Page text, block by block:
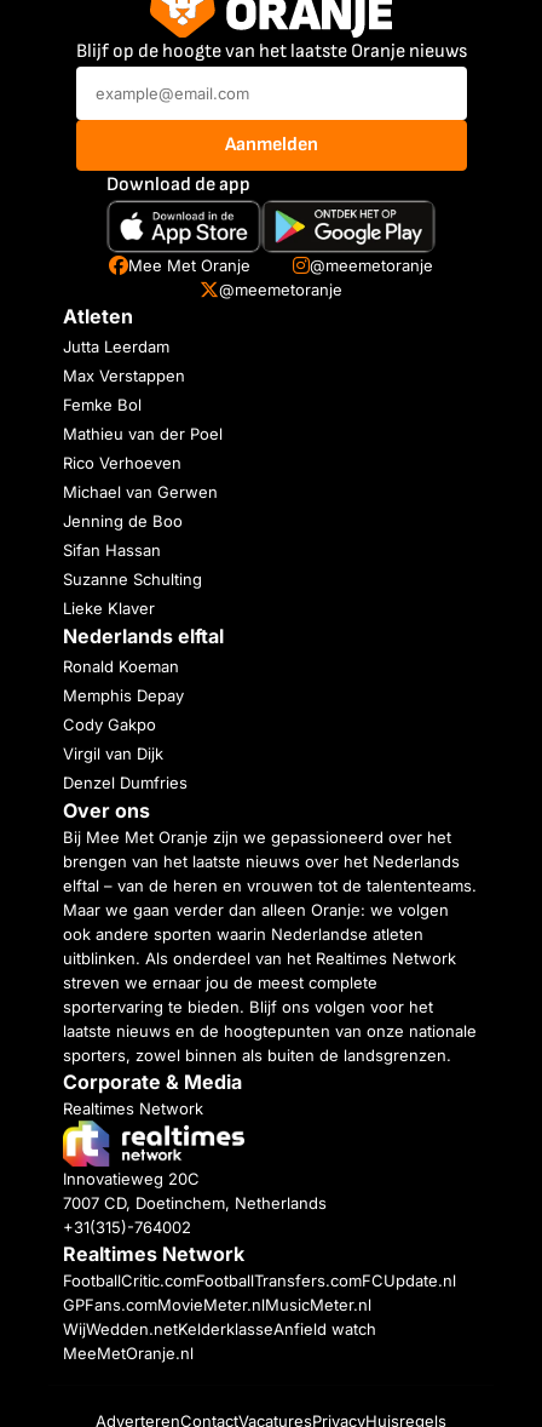
Blijf op de hoogte van het laatste Oranje nieuws
Aanmelden
Download de app
Mee Met Oranje
@meemetoranje
@meemetoranje
Atleten
Jutta Leerdam
Max Verstappen
Femke Bol
Mathieu van der Poel
Rico Verhoeven
Michael van Gerwen
Jenning de Boo
Sifan Hassan
Suzanne Schulting
Lieke Klaver
Nederlands elftal
Ronald Koeman
Memphis Depay
Cody Gakpo
Virgil van Dijk
Denzel Dumfries
Over ons
Bij Mee Met Oranje zijn we gepassioneerd over het
brengen van het laatste nieuws over het Nederlands
elftal – van de heren en vrouwen tot de talententeams.
Maar we gaan verder dan alleen Oranje: we volgen
ook andere sporten waarin Nederlandse atleten
uitblinken. Als onderdeel van het Realtimes Network
streven we ernaar jou de meest complete
sportervaring te bieden. Blijf ons volgen voor het
laatste nieuws en de hoogtepunten van onze nationale
sporters, zowel binnen als buiten de landsgrenzen.
Corporate & Media
Realtimes Network
Innovatieweg 20C
7007 CD, Doetinchem, Netherlands
+31(315)-764002
Realtimes Network
FootballCritic.comFootballTransfers.comFCUpdate.nl
GPFans.comMovieMeter.nlMusicMeter.nl
WijWedden.netKelderklasseAnfield watch
MeeMetOranje.nl
AdverterenContactVacaturesPrivacyHuisregels